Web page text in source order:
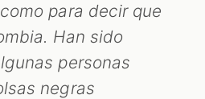
para decir que
Han sido
personas
negras